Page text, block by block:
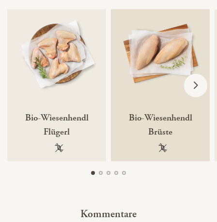
Bio-Wiesenhendl
Flügerl
100 % gentechnikfrei
Bio-Wiesenhendl
Brüste
100 %
Kommentare